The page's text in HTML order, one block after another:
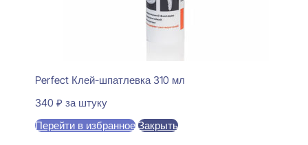
Perfect Клей-шпатлевка 310 мл
340 ₽ за штуку
Перейти в избранное Закрыть